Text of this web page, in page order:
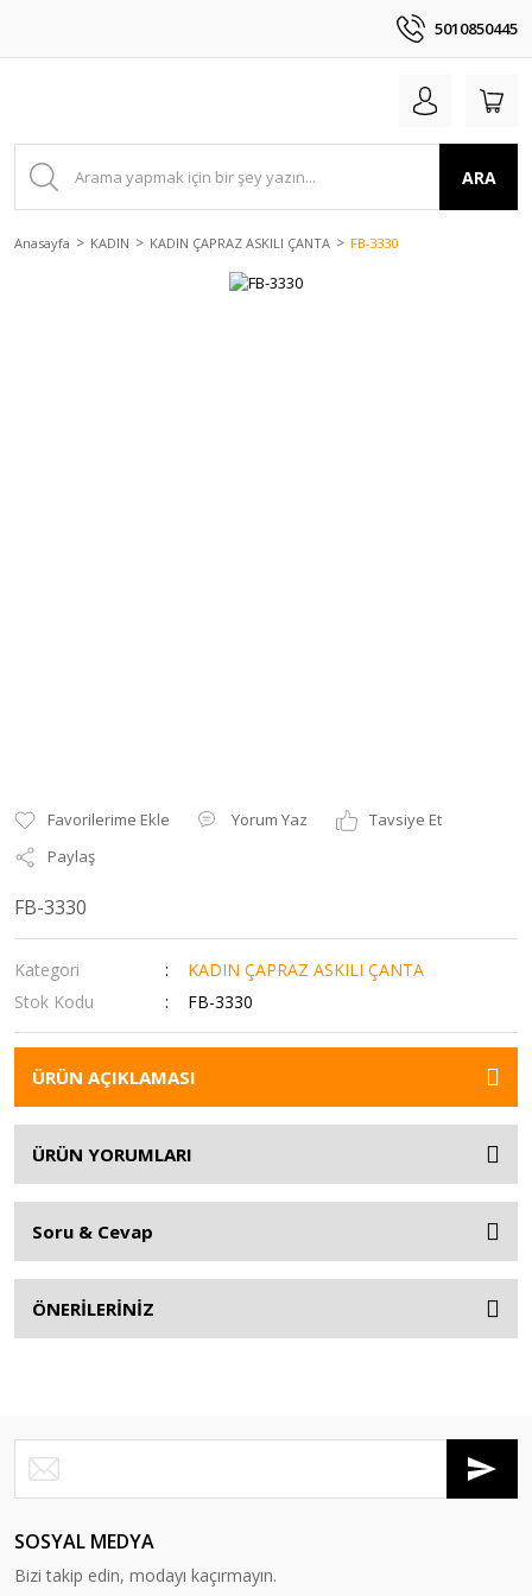
5010850445
ARA
Anasayfa KADIN KADIN ÇAPRAZ ASKILI ÇANTA FB-3330
Yorum Yaz
Tavsiye Et
Paylaş
FB-3330
Kategori
KADIN ÇAPRAZ ASKILI ÇANTA
Stok Kodu
FB-3330
ÜRÜN AÇIKLAMASI
ÜRÜN YORUMLARI
Soru & Cevap
ÖNERİLERİNİZ
SOSYAL MEDYA
Bizi takip edin, modayı kaçırmayın.